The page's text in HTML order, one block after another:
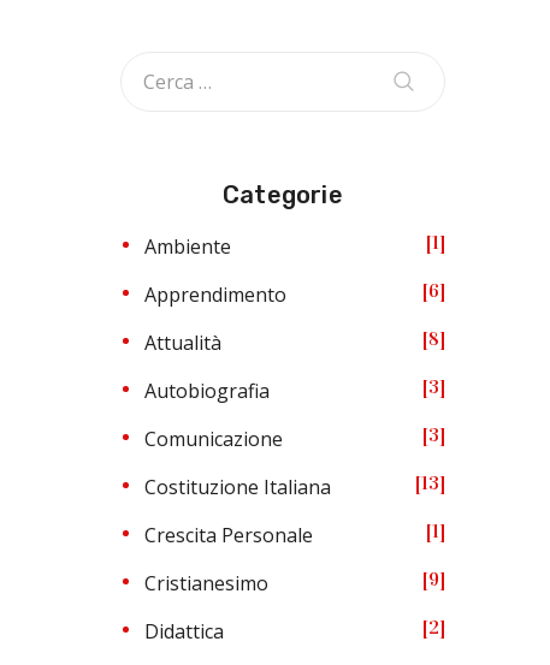
Categorie
Ambiente 1
Apprendimento 6
Attualità 8
Autobiografia 3
Comunicazione 3
Costituzione Italiana 13
Crescita Personale 1
Cristianesimo 9
Didattica 2